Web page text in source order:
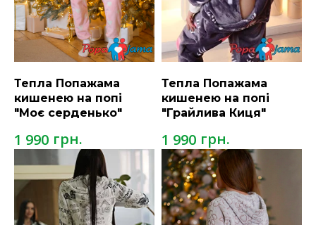
Тепла Попажама
кишенею на попі
"Моє серденько"
1 990 грн.
Тепла Попажама
кишенею на попі
"Грайлива Киця"
1 990 грн.